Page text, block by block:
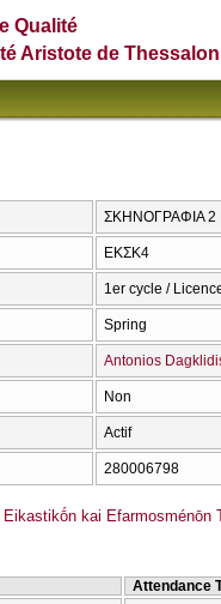
Qualité
Aristote de
ΣΚΗΝΟΓΡΑΦΙΑ 2
ΕΚΣΚ4
1er cycle /
Spring
Antonios
Non
Actif
280006798
kai Efarmosménōn
Attendance